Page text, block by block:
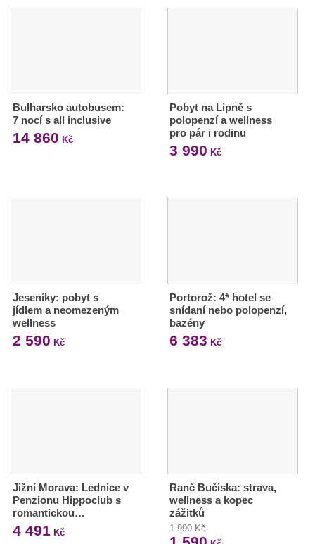
Bulharsko autobusem:
7 nocí s all inclusive
14 860 Kč
Pobyt na Lipně s
polopenzí a wellness
pro pár i rodinu
3 990 Kč
Jeseníky: pobyt s
jídlem a neomezeným
wellness
2 590 Kč
Portorož: 4* hotel se
snídaní nebo polopenzí,
bazény
6 383 Kč
Jižní Morava: Lednice v
Penzionu Hippoclub s
romantickou…
4 491 Kč
Ranč Bučiska: strava,
wellness a kopec
zážitků
1 990 Kč